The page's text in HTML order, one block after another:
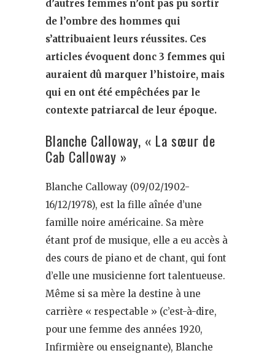
d’autres femmes n’ont pas pu sortir
de l’ombre des hommes qui
s’attribuaient leurs réussites. Ces
articles évoquent donc 3 femmes qui
auraient dû marquer l’histoire, mais
qui en ont été empêchées par le
contexte patriarcal de leur époque.
Blanche Calloway, « La sœur de
Cab Calloway »
Blanche Calloway (09/02/1902-
16/12/1978), est la fille aînée d’une
famille noire américaine. Sa mère
étant prof de musique, elle a eu accès à
des cours de piano et de chant, qui font
d’elle une musicienne fort talentueuse.
Même si sa mère la destine à une
carrière « respectable » (c’est-à-dire,
pour une femme des années 1920,
Infirmière ou enseignante), Blanche